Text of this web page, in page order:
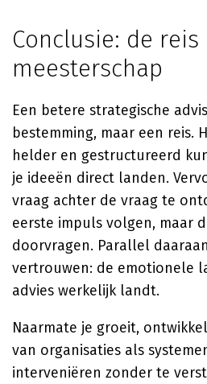
Conclusie: de reis
meesterschap
Een betere strategische
bestemming, maar een reis.
helder en gestructureerd
je ideeën direct landen.
vraag achter de vraag te
eerste impuls volgen, maar
doorvragen. Parallel
vertrouwen: de emotionele
advies werkelijk landt.
Naarmate je groeit,
van organisaties als
interveniëren zonder te